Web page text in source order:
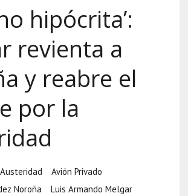
hipócrita’:
revienta a
y reabre el
por la
Austeridad
Avión Privado
Noroña
Luis Armando Melgar